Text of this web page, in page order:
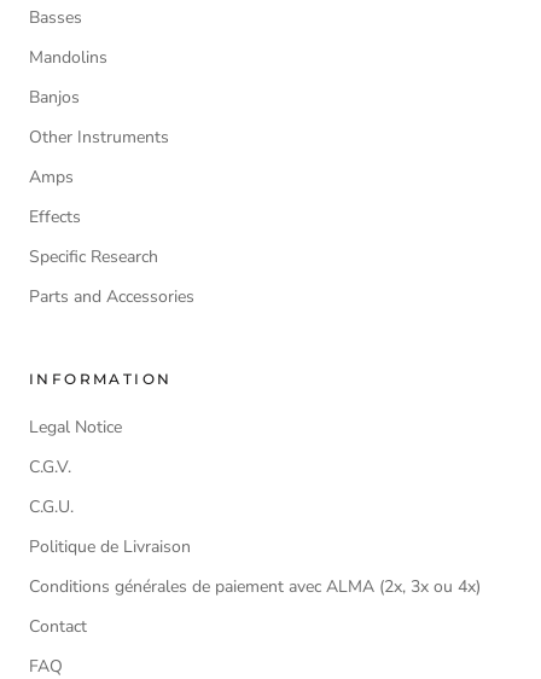
Basses
Mandolins
Banjos
Other Instruments
Amps
Effects
Specific Research
Parts and Accessories
INFORMATION
Legal Notice
C.G.V.
C.G.U.
Politique de Livraison
Conditions générales de paiement avec ALMA (2x, 3x ou 4x)
Contact
FAQ